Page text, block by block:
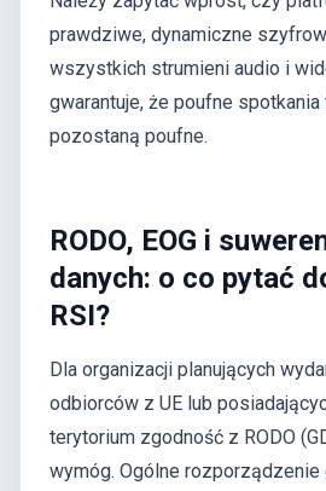
prawdziwe, dynamiczne
wszystkich strumieni audio i
gwarantuje, że poufne
pozostaną poufne.
RODO, EOG i
danych: o co pytać
RSI?
Dla organizacji planujących
odbiorców z UE lub
terytorium zgodność z RODO
wymóg. Ogólne rozporządzenie